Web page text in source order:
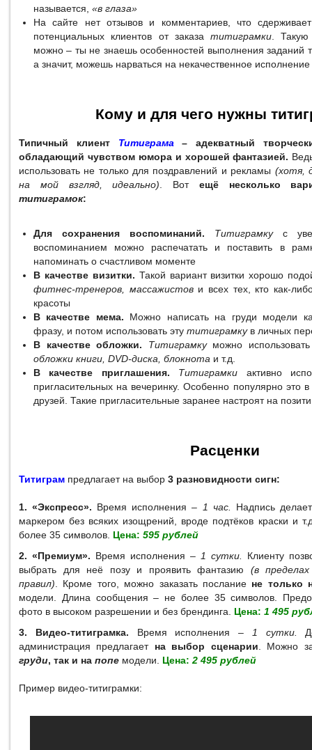
называется, «в глаза»
На сайте нет отзывов и комментариев, что
потенциальных клиентов от заказатитиграмки .
можно – ты не знаешь особенностей выполнения заданий
а значит, можешь нарваться на некачественное исполнение
Кому и для чего нужны
Типичный клиент Титиграма – адекватный
обладающий чувством юмора и хорошей фантазией.
использовать не только для поздравлений и рекламы (хотя,
на мой взгляд, идеально) . Вот ещё несколько
титиграмок:
Для сохранения воспоминаний. Титиграмкус
воспоминанием можно распечатать и поставить в
напоминать о счастливом моменте
В качестве визитки. Такой вариант визитки хорошо
фитнес-тренеров, массажистови всех тех, кто как-
красоты
В качестве мема. Можно написать на груди модели
фразу, и потом использовать эту титиграмкув личных
В качестве обложки.
Титиграмкуможно
обложки книги, DVD-диска, блокнота и т.д.
В качестве приглашения.
Титиграмки активно
пригласительных на вечеринку. Особенно популярно это
друзей. Такие пригласительные заранее настроят на
Расценки
Титиграм предлагает на выбор 3 разновидности сигн:
1. «Экспресс». Время исполнения – 1 час.
Надпись
маркером без всяких изощрений, вроде подтёков краски и
более 35 символов. Цена: 595 рублей
2. «Премиум». Время исполнения – 1 сутки.
Клиенту
выбрать для неё позу и проявить фантазию (в
правил) . Кроме того, можно заказать послание не только
модели. Длина сообщения – не более 35 символов.
фото в высоком разрешении и без брендинга. Цена: 1 495
3. Видео-титиграмка. Время исполнения – 1 сутки.
администрация предлагает на выбор сценарии . Можно
груди, так и на попе модели. Цена: 2 495 рублей
Пример видео-титиграмки: